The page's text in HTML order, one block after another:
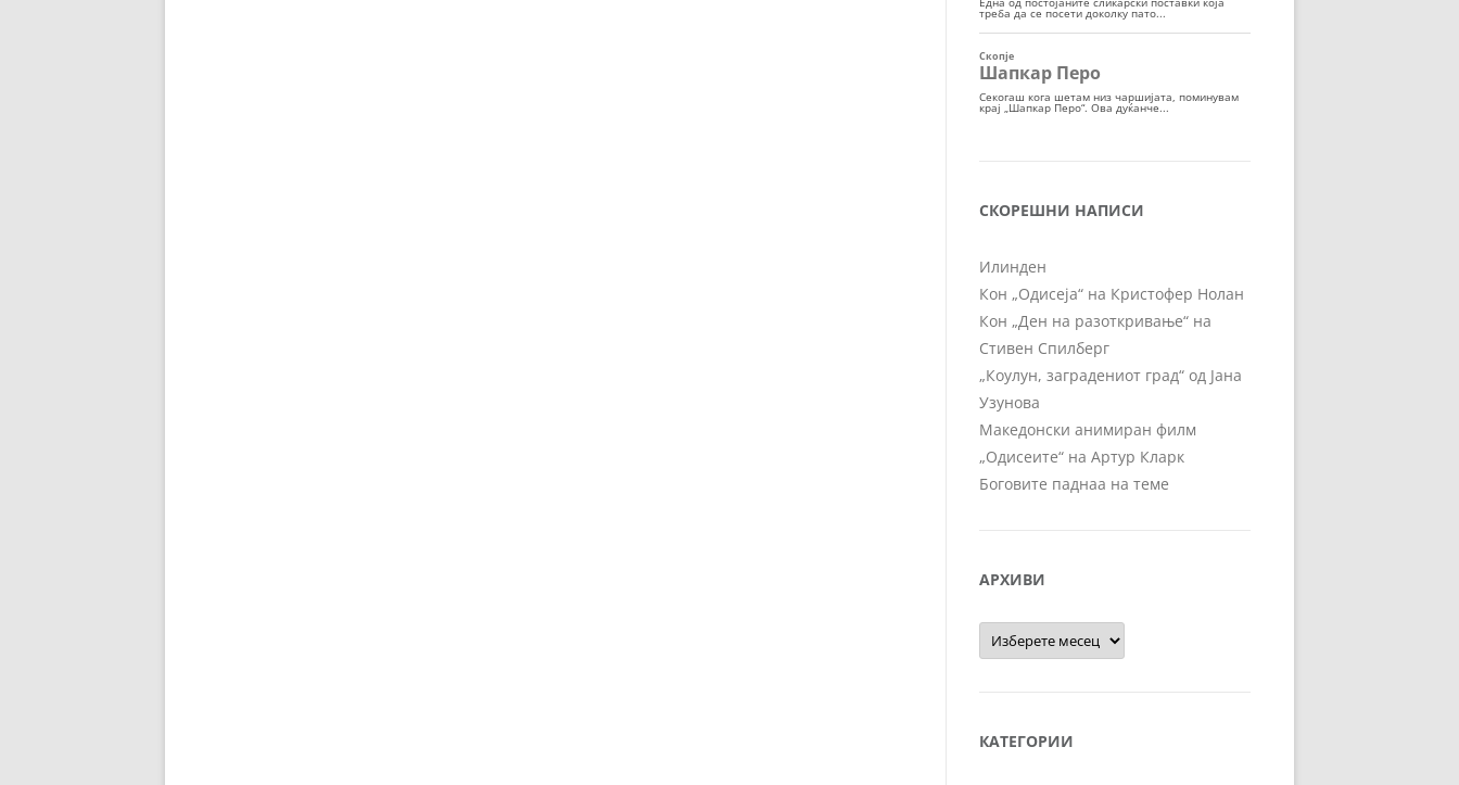
СКОРЕШНИ НАПИСИ
Илинден
Кон „Одисеја“ на Кристофер Нолан
Кон „Ден на разоткривање“ на
Стивен Спилберг
„Коулун, заградениот град“ од Јана
Узунова
Македонски анимиран филм
„Одисеите“ на Артур Кларк
Боговите паднаа на теме
АРХИВИ
Архиви
КАТЕГОРИИ